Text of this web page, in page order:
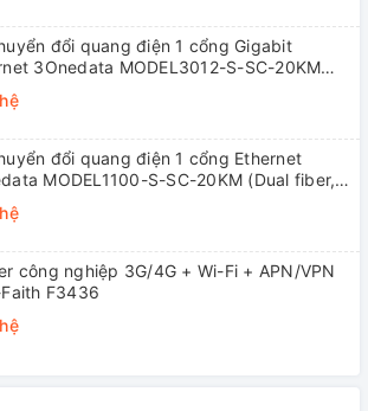
đổi quang điện 1 cổng Gigabit
3Onedata MODEL3012-S-SC-20KM
đổi quang điện 1 cổng Ethernet
MODEL1100-S-SC-20KM (Dual fiber,
công nghiệp 3G/4G + Wi-Fi + APN/VPN
Faith F3436